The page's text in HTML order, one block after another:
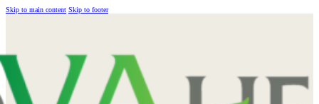
Skip to main content Skip to footer